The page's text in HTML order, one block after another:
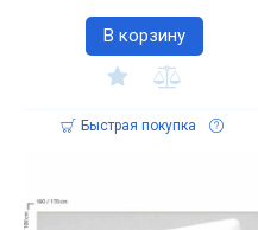
В корзину
Быстрая покупка